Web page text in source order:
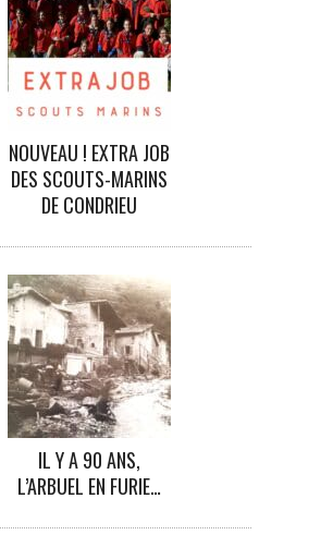
NOUVEAU ! EXTRA JOB
DES SCOUTS-MARINS
DE CONDRIEU
IL Y A 90 ANS,
L’ARBUEL EN FURIE…